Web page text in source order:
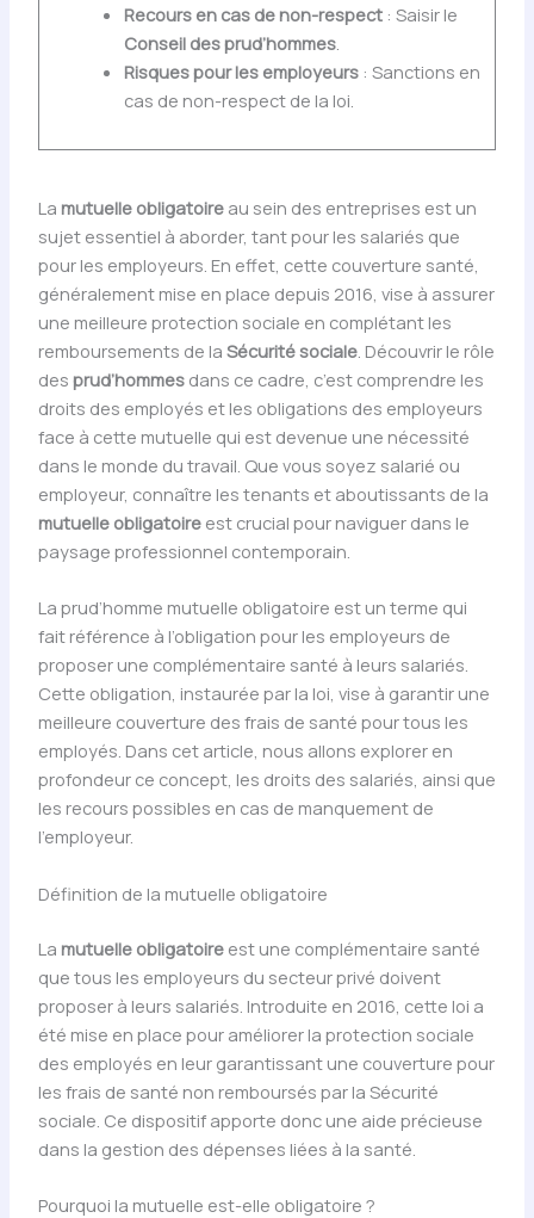
Recours en cas de non-respect: Saisir le
Conseil des prud’hommes.
Risques pour les employeurs: Sanctions en
cas de non-respect de la loi.
La mutuelle obligatoireau sein des entreprises est un
sujet essentiel à aborder, tant pour les salariés que
pour les employeurs. En effet, cette couverture santé,
généralement mise en place depuis 2016, vise à assurer
une meilleure protection sociale en complétant les
remboursements de la Sécurité sociale. Découvrir le rôle
des prud’hommesdans ce cadre, c’est comprendre les
droits des employés et les obligations des employeurs
face à cette mutuelle qui est devenue une nécessité
dans le monde du travail. Que vous soyez salarié ou
employeur, connaître les tenants et aboutissants de la
mutuelle obligatoireest crucial pour naviguer dans le
paysage professionnel contemporain.
La prud’homme mutuelle obligatoire est un terme qui
fait référence à l’obligation pour les employeurs de
proposer une complémentaire santé à leurs salariés.
Cette obligation, instaurée par la loi, vise à garantir une
meilleure couverture des frais de santé pour tous les
employés. Dans cet article, nous allons explorer en
profondeur ce concept, les droits des salariés, ainsi que
les recours possibles en cas de manquement de
l’employeur.
Définition de la mutuelle obligatoire
La mutuelle obligatoireest une complémentaire santé
que tous les employeurs du secteur privé doivent
proposer à leurs salariés. Introduite en 2016, cette loi a
été mise en place pour améliorer la protection sociale
des employés en leur garantissant une couverture pour
les frais de santé non remboursés par la Sécurité
sociale. Ce dispositif apporte donc une aide précieuse
dans la gestion des dépenses liées à la santé.
Pourquoi la mutuelle est-elle obligatoire ?